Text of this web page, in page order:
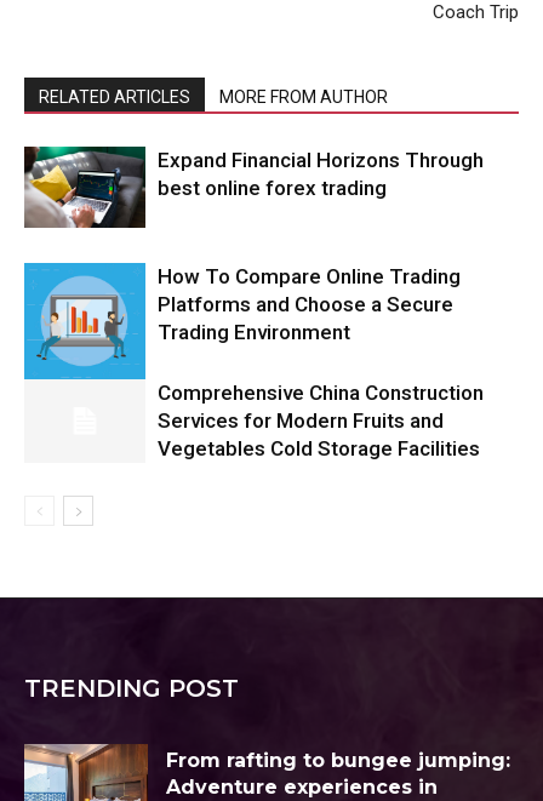
Coach Trip
RELATED ARTICLES MORE FROM AUTHOR
Expand Financial Horizons Through
best online forex trading
How To Compare Online Trading
Platforms and Choose a Secure
Trading Environment
Comprehensive China Construction
Services for Modern Fruits and
Vegetables Cold Storage Facilities
TRENDING POST
From rafting to bungee jumping:
Adventure experiences in